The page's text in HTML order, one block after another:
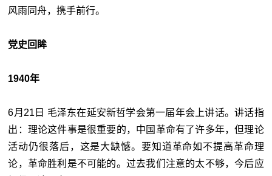
风雨同舟，携手前行。
党史回眸
1940年
6月21日 毛泽东在延安新哲学会第一届年会上讲话。讲话指
出：理论这件事是很重要的，中国革命有了许多年，但理论
活动仍很落后，这是大缺憾。要知道革命如不提高革命理
论，革命胜利是不可能的。过去我们注意的太不够，今后应